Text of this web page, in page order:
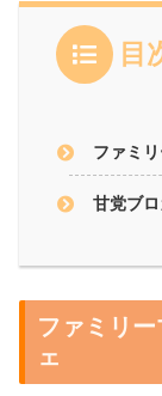
目
ファミ
甘党ブ
ファミリ
ェ